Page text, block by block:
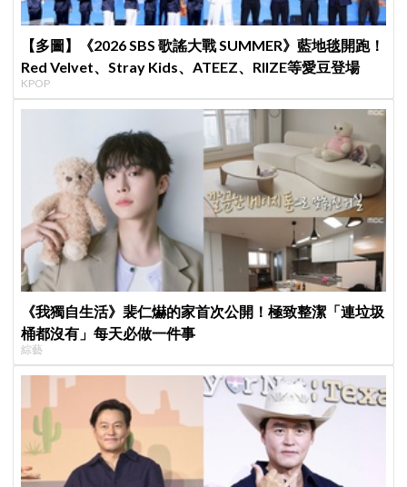
【多圖】《2026 SBS 歌謠大戰 SUMMER》藍地毯開跑！
Red Velvet、Stray Kids、ATEEZ、RIIZE等愛豆登場
KPOP
《我獨自生活》裴仁爀的家首次公開！極致整潔「連垃圾
桶都沒有」每天必做一件事
綜藝